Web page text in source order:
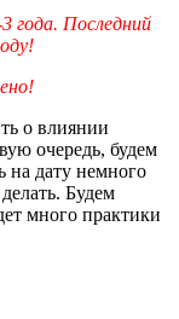
года. Последний
о влиянии
очередь, будем
на дату немного
Будем
много практики